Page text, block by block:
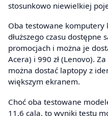
stosunkowo niewielkiej
Oba testowane komputery
dłuższego czasu
promocjach i można je
Acera) i 990 zł (Lenovo).
można dostać laptopy z
większym ekranem.
Choć oba testowane
11,6 cala, to wyniki testu